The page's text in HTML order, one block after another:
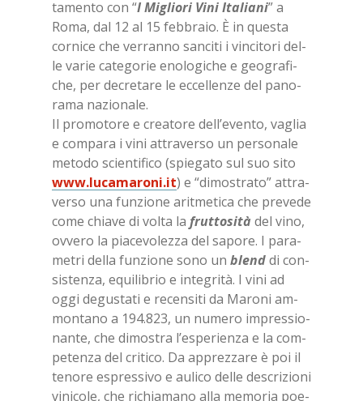
ta­men­to con “I Mi­glio­ri Vini Ita­lia­ni” a
Roma, dal 12 al 15 feb­bra­io. È in que­sta
cor­ni­ce che ver­ran­no san­ci­ti i vin­ci­to­ri del­
le va­rie ca­te­go­rie eno­lo­gi­che e geo­gra­fi­
che, per de­cre­ta­re le ec­cel­len­ze del pa­no­
ra­ma na­zio­na­le.
Il pro­mo­to­re e crea­to­re del­l’e­ven­to, va­glia
e com­pa­ra i vini at­tra­ver­so un per­so­na­le
me­to­do scien­ti­fi­co (spie­ga­to sul suo sito
www.lu­ca­ma­ro­ni.it) e “di­mo­stra­to” at­tra­
ver­so una fun­zio­ne arit­me­ti­ca che pre­ve­de
come chia­ve di vol­ta la frut­to­si­tà del vino,
ov­ve­ro la pia­ce­vo­lez­za del sa­po­re. I pa­ra­
me­tri del­la fun­zio­ne sono un blenddi con­
si­sten­za, equi­li­brio e in­te­gri­tà. I vini ad
oggi de­gu­sta­ti e re­cen­si­ti da Ma­ro­ni am­
mon­ta­no a 194.823, un nu­me­ro im­pres­sio­
nan­te, che di­mo­stra l’e­spe­rien­za e la com­
pe­ten­za del cri­ti­co. Da ap­prez­za­re è poi il
te­no­re espres­si­vo e au­li­co del­le de­scri­zio­ni
vi­ni­co­le, che ri­chia­ma­no alla me­mo­ria poe­